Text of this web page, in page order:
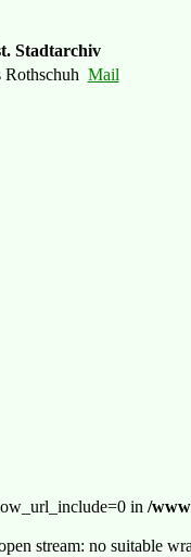
Stadtarchiv
Mail
in /
stream: no suitable